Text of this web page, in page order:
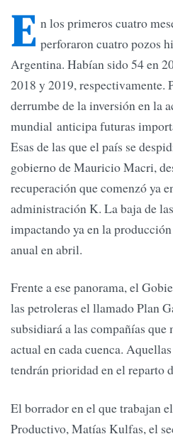
E n los primeros cuatro
perforaron cuatro pozos
Argentina. Habían sido 54 en
2018 y 2019, respectivamente.
derrumbe de la inversión en la
mundial anticipa futuras
Esas de las que el país se
gobierno de Mauricio Macri,
recuperación que comenzó ya
administración K. La baja de
impactando ya en la
anual en abril.
Frente a ese panorama, el
las petroleras el llamado Plan
subsidiará a las compañías
actual en cada cuenca.
tendrán prioridad en el reparto
El borrador en el que trabajan
Productivo, Matías Kulfas, el